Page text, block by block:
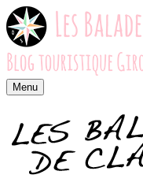
Menu